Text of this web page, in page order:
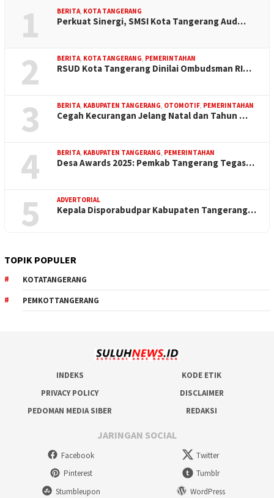
1 BERITA KOTA TANGERANG
Perkuat Sinergi, SMSI Kota Tangerang Aud…
2 BERITA KOTA TANGERANG PEMERINTAHAN
RSUD Kota Tangerang Dinilai Ombudsman RI…
3 BERITA KABUPATEN TANGERANG OTOMOTIF PEMERINTAHAN
Cegah Kecurangan Jelang Natal dan Tahun …
4 BERITA KABUPATEN TANGERANG PEMERINTAHAN
Desa Awards 2025: Pemkab Tangerang Tegas…
5 ADVERTORIAL
Kepala Disporabudpar Kabupaten Tangerang…
TOPIK POPULER
KOTATANGERANG
PEMKOTTANGERANG
INDEKS
KODE ETIK
PRIVACY POLICY
DISCLAIMER
PEDOMAN MEDIA SIBER
REDAKSI
JARINGAN SOCIAL
Facebook
Twitter
Pinterest
Tumblr
Stumbleupon
WordPress